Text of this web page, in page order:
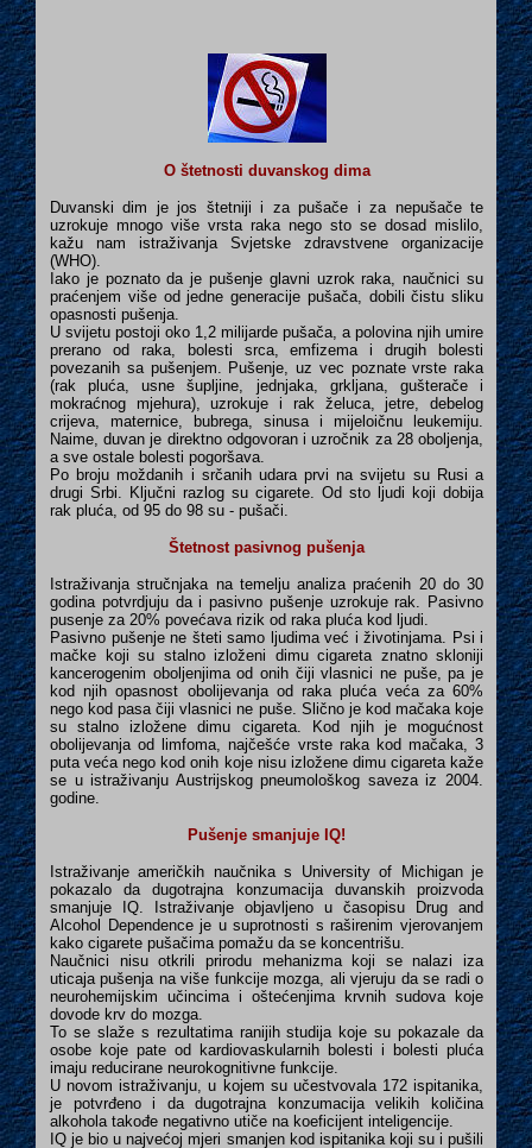
O štetnosti duvanskog dima
Duvanski dim je jos štetniji i za pušače i za nepušače te
uzrokuje mnogo više vrsta raka nego sto se dosad mislilo,
kažu nam istraživanja Svjetske zdravstvene organizacije
(WHO).
Iako je poznato da je pušenje glavni uzrok raka, naučnici su
praćenjem više od jedne generacije pušača, dobili čistu sliku
opasnosti pušenja.
U svijetu postoji oko 1,2 milijarde pušača, a polovina njih umire
prerano od raka, bolesti srca, emfizema i drugih bolesti
povezanih sa pušenjem. Pušenje, uz vec poznate vrste raka
(rak pluća, usne šupljine, jednjaka, grkljana, gušterače i
mokraćnog mjehura), uzrokuje i rak želuca, jetre, debelog
crijeva, maternice, bubrega, sinusa i mijeloičnu leukemiju.
Naime, duvan je direktno odgovoran i uzročnik za 28 oboljenja,
a sve ostale bolesti pogoršava.
Po broju moždanih i srčanih udara prvi na svijetu su Rusi a
drugi Srbi. Ključni razlog su cigarete. Od sto ljudi koji dobija
rak pluća, od 95 do 98 su - pušači.
Štetnost pasivnog pušenja
Istraživanja stručnjaka na temelju analiza praćenih 20 do 30
godina potvrdjuju da i pasivno pušenje uzrokuje rak. Pasivno
pusenje za 20% povećava rizik od raka pluća kod ljudi.
Pasivno pušenje ne šteti samo ljudima već i životinjama. Psi i
mačke koji su stalno izloženi dimu cigareta znatno skloniji
kancerogenim oboljenjima od onih čiji vlasnici ne puše, pa je
kod njih opasnost obolijevanja od raka pluća veća za 60%
nego kod pasa čiji vlasnici ne puše. Slično je kod mačaka koje
su stalno izložene dimu cigareta. Kod njih je mogućnost
obolijevanja od limfoma, najčešće vrste raka kod mačaka, 3
puta veća nego kod onih koje nisu izložene dimu cigareta kaže
se u istraživanju Austrijskog pneumološkog saveza iz 2004.
godine.
Pušenje smanjuje IQ!
Istraživanje američkih naučnika s University of Michigan je
pokazalo da dugotrajna konzumacija duvanskih proizvoda
smanjuje IQ. Istraživanje objavljeno u časopisu Drug and
Alcohol Dependence je u suprotnosti s raširenim vjerovanjem
kako cigarete pušačima pomažu da se koncentrišu.
Naučnici nisu otkrili prirodu mehanizma koji se nalazi iza
uticaja pušenja na više funkcije mozga, ali vjeruju da se radi o
neurohemijskim učincima i oštećenjima krvnih sudova koje
dovode krv do mozga.
To se slaže s rezultatima ranijih studija koje su pokazale da
osobe koje pate od kardiovaskularnih bolesti i bolesti pluća
imaju reducirane neurokognitivne funkcije.
U novom istraživanju, u kojem su učestvovala 172 ispitanika,
je potvrđeno i da dugotrajna konzumacija velikih količina
alkohola takođe negativno utiče na koeficijent inteligencije.
IQ je bio u najvećoj mjeri smanjen kod ispitanika koji su i pušili